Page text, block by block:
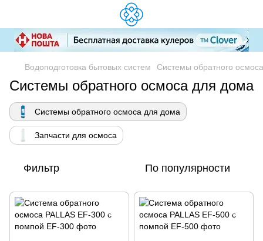
Водоподготовка бытовых систем Системы обратного осмоса
Системы обратного осмоса для дома
Системы обратного осмоса для дома
Запчасти для осмоса
Фильтр По популярности